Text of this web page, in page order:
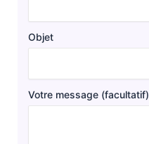
Objet
Votre message (facultatif)